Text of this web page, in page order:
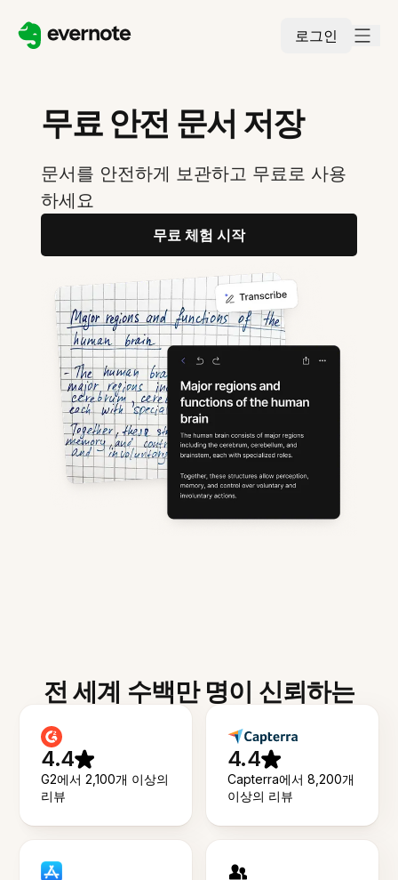
로그인
무료 안전 문서 저장
문서를 안전하게 보관하고 무료로 사용
하세요
무료 체험 시작
전 세계 수백만 명이 신뢰하는
4.4
G2에서 2,100개 이상의
리뷰
4.4
Capterra에서 8,200개
이상의 리뷰